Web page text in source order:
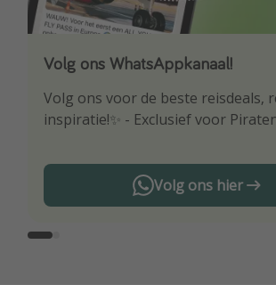
Volg ons WhatsAppkanaal!
Volg ons voor de beste reisdeals,
inspiratie!✨ - Exclusief voor Piraten
Volg ons hier
Download onze app
Wees als eerste op de hoogte van
reisaanbiedingen